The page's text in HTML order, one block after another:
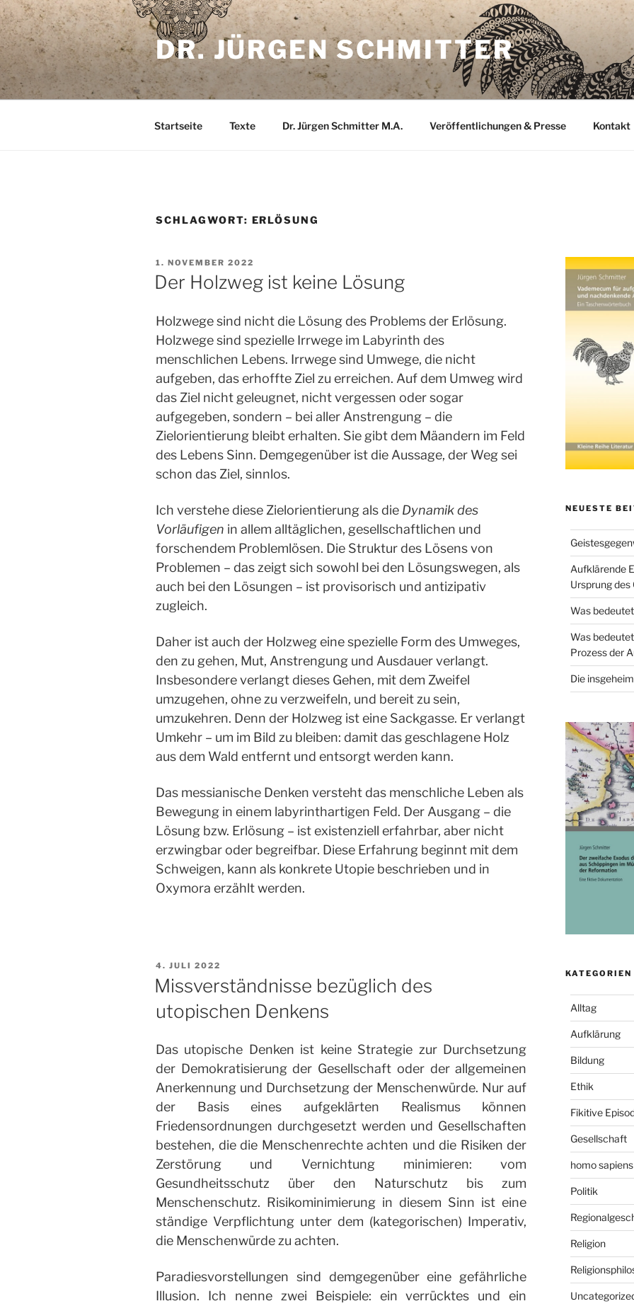
Zum
Inhalt
springen
DR. JÜRGEN SCHMITTER
Startseite Texte Dr. Jürgen Schmitter M.A. Veröffentlichungen & Presse Kontakt
SCHLAGWORT: ERLÖSUNG
VERÖFFENTLICHT
AM
1. NOVEMBER 2022
Der Holzweg ist keine Lösung
Holzwege sind nicht die Lösung des Problems der Erlösung.
Holzwege sind spezielle Irrwege im Labyrinth des
menschlichen Lebens. Irrwege sind Umwege, die nicht
aufgeben, das erhoffte Ziel zu erreichen. Auf dem Umweg wird
das Ziel nicht geleugnet, nicht vergessen oder sogar
aufgegeben, sondern – bei aller Anstrengung – die
Zielorientierung bleibt erhalten. Sie gibt dem Mäandern im Feld
des Lebens Sinn. Demgegenüber ist die Aussage, der Weg sei
schon das Ziel, sinnlos.
Ich verstehe diese Zielorientierung als die Dynamik des
Vorläufigen in allem alltäglichen, gesellschaftlichen und
forschendem Problemlösen. Die Struktur des Lösens von
Problemen – das zeigt sich sowohl bei den Lösungswegen, als
auch bei den Lösungen – ist provisorisch und antizipativ
zugleich.
Daher ist auch der Holzweg eine spezielle Form des Umweges,
den zu gehen, Mut, Anstrengung und Ausdauer verlangt.
Insbesondere verlangt dieses Gehen, mit dem Zweifel
umzugehen, ohne zu verzweifeln, und bereit zu sein,
umzukehren. Denn der Holzweg ist eine Sackgasse. Er verlangt
Umkehr – um im Bild zu bleiben: damit das geschlagene Holz
aus dem Wald entfernt und entsorgt werden kann.
Das messianische Denken versteht das menschliche Leben als
Bewegung in einem labyrinthartigen Feld. Der Ausgang – die
Lösung bzw. Erlösung – ist existenziell erfahrbar, aber nicht
erzwingbar oder begreifbar. Diese Erfahrung beginnt mit dem
Schweigen, kann als konkrete Utopie beschrieben und in
Oxymora erzählt werden.
VERÖFFENTLICHT
4. JULI 2022
Missverständnisse bezüglich des
utopischen Denkens
Das utopische Denken ist keine Strategie zur Durchsetzung
der Demokratisierung der Gesellschaft oder der allgemeinen
Anerkennung und Durchsetzung der Menschenwürde. Nur auf
der Basis eines aufgeklärten Realismus können
Friedensordnungen durchgesetzt werden und Gesellschaften
bestehen, die die Menschenrechte achten und die Risiken der
Zerstörung und Vernichtung minimieren: vom
Gesundheitsschutz über den Naturschutz bis zum
Menschenschutz. Risikominimierung in diesem Sinn ist eine
ständige Verpflichtung unter dem (kategorischen) Imperativ,
die Menschenwürde zu achten.
Paradiesvorstellungen sind demgegenüber eine gefährliche
Illusion. Ich nenne zwei Beispiele: ein verrücktes und ein
NEUESTE
Aufklärende
Ursprung
Was
Was
Prozess der
Die
KATEGORIEN
Alltag
Aufklärung
Bildung
Ethik
Fikitive
Gesellschaft
homo sapiens
Politik
Religion